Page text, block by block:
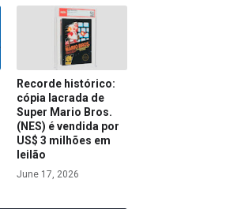
Recorde histórico:
cópia lacrada de
Super Mario Bros.
(NES) é vendida por
US$ 3 milhões em
leilão
June 17, 2026